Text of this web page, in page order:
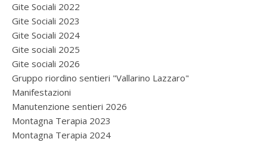
Gite Sociali 2022
Gite Sociali 2023
Gite Sociali 2024
Gite sociali 2025
Gite sociali 2026
Gruppo riordino sentieri "Vallarino Lazzaro"
Manifestazioni
Manutenzione sentieri 2026
Montagna Terapia 2023
Montagna Terapia 2024